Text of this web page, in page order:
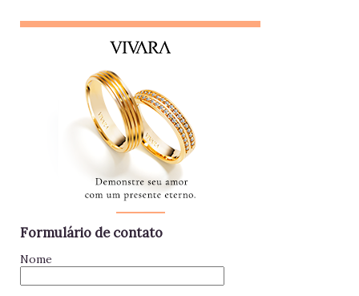
e está sempre metida em confusões. Colegas assim
raramente contribuem para a equipe - mantenha distância e
foque no seu trabalho. Impac...
Formulário de contato
Nome